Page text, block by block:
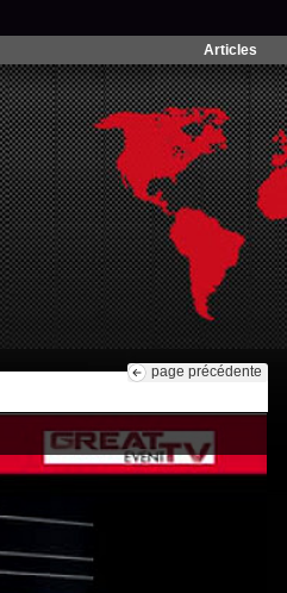
Articles
page précédente